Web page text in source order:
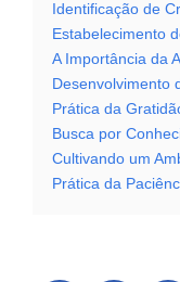
Identificação de
Estabelecimento
A Importância da
Desenvolvimento
Prática da
Busca por
Cultivando um
Prática da